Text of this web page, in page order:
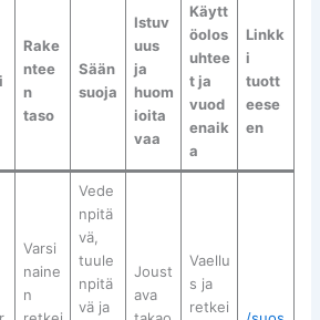
Rake
ntee
n
taso
Sään
suoja
Istuv
uus
ja
huom
ioita
vaa
Käytt
öolos
uhtee
t ja
vuod
enaik
a
Linkk
i
tuott
eese
en
Varsi
naine
n
Vede
npitä
vä,
tuule
npitä
vä ja
Joust
ava
Vaellu
s ja
retkei